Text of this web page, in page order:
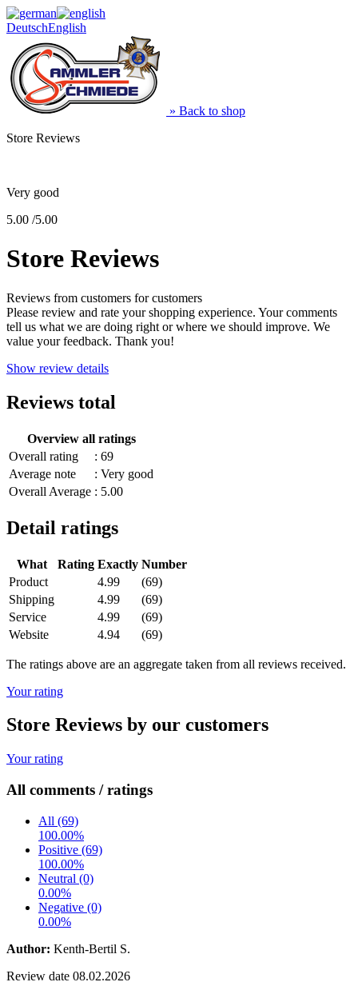
DeutschEnglish
» Back to shop
Store Reviews
Very good
5.00 /5.00
Store Reviews
Reviews from customers for customers
Please review and rate your shopping experience. Your comments
tell us what we are doing right or where we should improve. We
value your feedback. Thank you!
Show review details
Reviews total
Overview all ratings
Overall rating
: 69
Average note
: Very good
Overall Average : 5.00
Detail ratings
What Rating Exactly Number
Product
4.99
(69)
Shipping
4.99
(69)
Service
4.99
(69)
Website
4.94 (69)
The ratings above are an aggregate taken from all reviews received.
Your rating
Store Reviews by our customers
Your rating
All comments / ratings
All (69)
100.00%
Positive (69)
100.00%
Neutral (0)
0.00%
Negative (0)
0.00%
Author: Kenth-Bertil S.
Review date 08.02.2026